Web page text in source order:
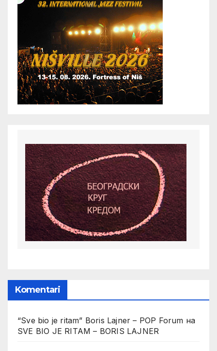
Komentari
“Sve bio je ritam” Boris Lajner – POP Forum на
SVE BIO JE RITAM – BORIS LAJNER